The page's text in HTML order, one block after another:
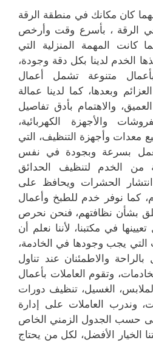
كان مكانك في منطقة الرقة
الرقة ، بأسرع وقت وأرخص
كانت المهمة المنزلية التي
الخدم لدينا بكل دقة وجودة،
بأعمال متنوعة تشمل أعمال
وبعدها، كما لدينا عمالة
والاهتمام بأدق تفاصيل
والأجهزة الكهربائية،
معدات وأجهزة التنظيف، التي
بسرعة وبجودة في نفس
من الخدم لتنظيف الحدائق
انتشار الحشرات ويحافظ على
كما نوفر خدم للطبخ وأعمال
بشأن نظافتهم، فنحن نحرص
في مكتبنا، لأننا نعلم أن
التي يجب وجودها في الخادمة،
والاطمئنان عند تناول
وتقوم العاملات بأعمال
الغسيل، تنظيف دورات
وندرب العاملات على إدارة
حسب الجدول الزمني الخاص
الخيار الأفضل، لكل من يحتاج